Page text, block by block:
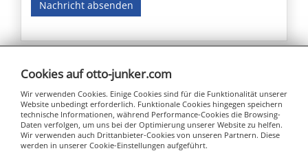
Nachricht absenden
Cookies auf otto-junker.com
Wir verwenden Cookies. Einige Cookies sind für die Funktionalität unserer
Website unbedingt erforderlich. Funktionale Cookies hingegen speichern
technische Informationen, während Performance-Cookies die Browsing-
Daten verfolgen, um uns bei der Optimierung unserer Website zu helfen.
Wir verwenden auch Drittanbieter-Cookies von unseren Partnern. Diese
werden in unserer Cookie-Einstellungen aufgeführt.